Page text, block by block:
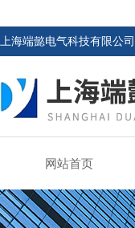
上海端懿电气科技有限公
网站首页